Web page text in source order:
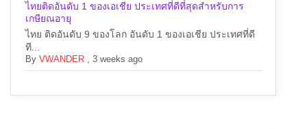
ไทยติดอันดับ 1 ของเอเชีย ประเทศที่ดีที่สุดสำหรับการ
เกษียณอายุ
ไทย ติดอันดับ 9 ของโลก อันดับ 1 ของเอเชีย ประเทศที่ดี
ที...
By VWANDER , 3 weeks ago